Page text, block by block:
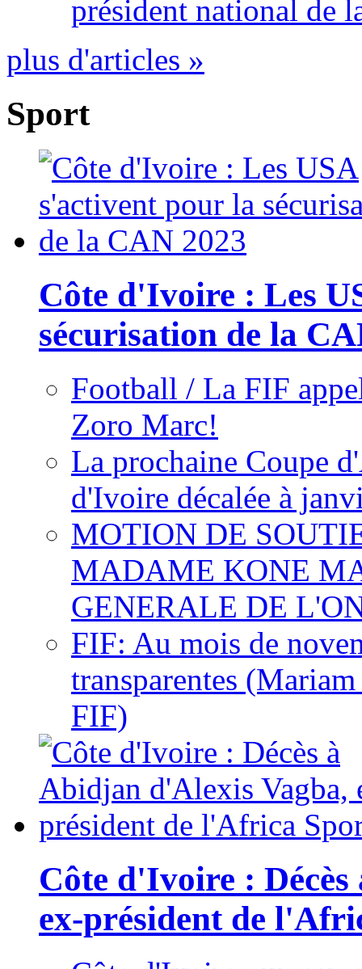
président national de
plus d'articles »
Sport
Côte d'Ivoire : Les
sécurisation de la
Football / La FIF
Zoro Marc!
La prochaine Coupe
d'Ivoire décalée à
MOTION DE
MADAME KONE
GENERALE DE
FIF: Au mois de
transparentes
FIF)
Côte d'Ivoire :
ex-président de